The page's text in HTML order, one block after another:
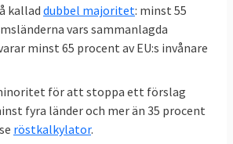
socialpolitik, hälso- och
konsumentfrågor, ofta kräver
uppmärksamhet.
förslag från EU-
inom EU och varje
kallad dubbel majoritet: minst 55
vars sammanlagda
minst 65 procent av EU:s invånare
för att stoppa ett förslag
fyra länder och mer än 35 procent
röstkalkylator.